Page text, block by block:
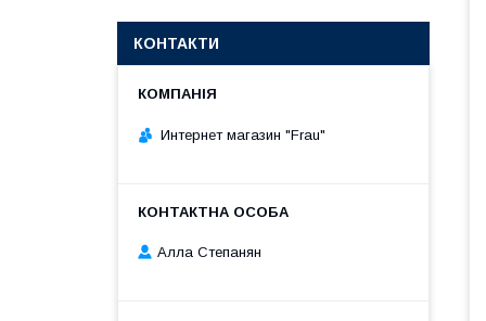
КОНТАКТИ
Интернет магазин "Frau"
Алла Степанян